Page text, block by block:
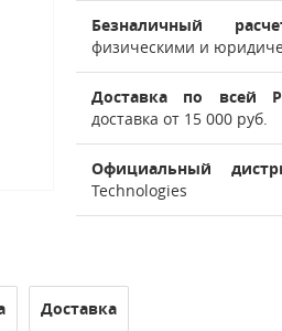
Безналичный
физическими и
Доставка по всей
доставка от 15 000 руб.
Официальный
Technologies
Доставка